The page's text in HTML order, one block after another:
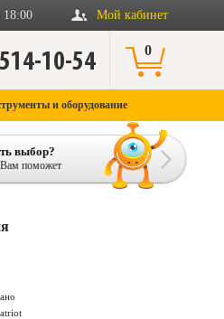
Мой кабинет
18:00
514-10-54 0
и оборудование
выбор?
поможет